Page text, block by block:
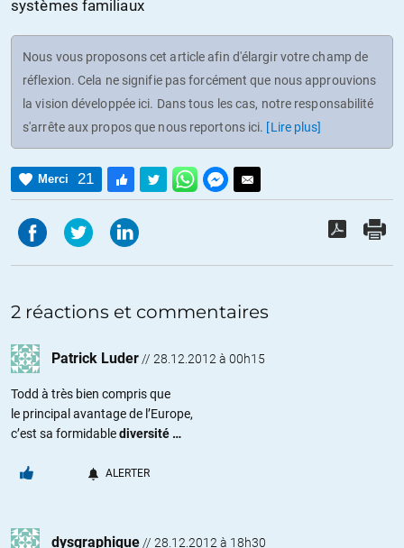
systèmes familiaux
Nous vous proposons cet article afin d'élargir votre champ de
réflexion. Cela ne signifie pas forcément que nous approuvions
la vision développée ici. Dans tous les cas, notre responsabilité
s'arrête aux propos que nous reportons ici. [Lire plus]
Merci 21
2 réactions et commentaires
Patrick Luder // 28.12.2012 à 00h15
Todd à très bien compris que
le principal avantage de l’Europe,
c’est sa formidablediversité …
ALERTER
dysgraphique // 28.12.2012 à 18h30